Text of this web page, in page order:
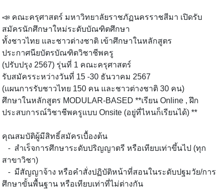
📣 คณะครุศาสตร์ มหาวิทยาลัยราชภัฏนครราชสีมา เปิดรับ
สมัครนักศึกษาใหม่ระดับบัณฑิตศึกษา
ทั้งชาวไทย และชาวต่างชาติ เข้าศึกษาในหลักสูตร
ประกาศนียบัตรบัณฑิตวิชาชีพครู
(ปรับปรุง 2567) รุ่นที่ 1 คณะครุศาสตร์
รับสมัครระหว่างวันที่ 15 -30 ธันวาคม 2567
(แผนการรับชาวไทย 150 คน และชาวต่างชาติ 30 คน)
ศึกษาในหลักสูตร MODULAR-BASED **เรียน Online , ฝึก
ประสบการณ์วิชาชีพครูแบบ Onsite (อยู่ที่ไหนก็เรียนได้) **
คุณสมบัติผู้มีสิทธิ์สมัครเบื้องต้น
- สำเร็จการศึกษาระดับปริญญาตรี หรือเทียบเท่าขึ้นไป (ทุก
สาขาวิชา)
- มีสัญญาจ้าง หรือคำสั่งปฏิบัติหน้าที่สอนในระดับปฐมวัย/การ
ศึกษาขั้นพื้นฐาน หรือเทียบเท่าที่ไม่ต่างกัน